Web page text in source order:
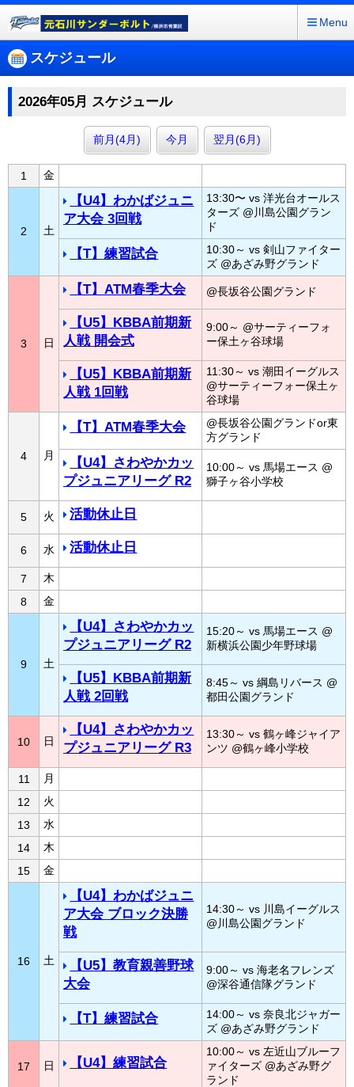
Menu
スケジュール
2026年05月 スケジュール
前月(4月) 今月 翌月(6月)
1 金
2 土
【U4】わかばジュニ
ア大会 3回戦
13:30〜 vs 洋光台オールス
ターズ @川島公園グラン
ド
【T】練習試合
10:30～ vs 剣山ファイター
ズ @あざみ野グランド
3 日
【T】ATM春季大会 @長坂谷公園グランド
【U5】KBBA前期新
人戦 開会式
9:00～ @サーティーフォ
ー保土ヶ谷球場
【U5】KBBA前期新
人戦 1回戦
11:30～ vs 潮田イーグルス
@サーティーフォー保土ヶ
谷球場
4 月
【T】ATM春季大会
@長坂谷公園グランドor東
方グランド
【U4】さわやかカッ
プジュニアリーグ R2
10:00～ vs 馬場エース @
獅子ヶ谷小学校
5 火 活動休止日
6 水 活動休止日
7
木
8
金
9 土
【U4】さわやかカッ
プジュニアリーグ R2
15:20～ vs 馬場エース @
新横浜公園少年野球場
【U5】KBBA前期新
人戦 2回戦
8:45～ vs 綱島リバース @
都田公園グランド
10 日
【U4】さわやかカッ
プジュニアリーグ R3
13:30～ vs 鶴ヶ峰ジャイア
ンツ @鶴ヶ峰小学校
11
月
12
火
13
水
14
木
15
金
16 土
【U4】わかばジュニ
ア大会 ブロック決勝
戦
14:30～ vs 川島イーグルス
@川島公園グランド
【U5】教育親善野球
大会
9:00～ vs 海老名フレンズ
@深谷通信隊グランド
【T】練習試合
14:00～ vs 奈良北ジャガー
ズ @あざみ野グランド
17 日 【U4】練習試合
10:00～ vs 左近山ブルーフ
ァイターズ @あざみ野グ
ランド